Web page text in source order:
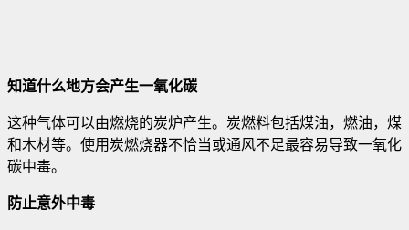
知道什么地方会产生一氧化碳
这种气体可以由燃烧的炭炉产生。炭燃料包括煤油，燃油，煤
和木材等。使用炭燃烧器不恰当或通风不足最容易导致一氧化
碳中毒。
防止意外中毒